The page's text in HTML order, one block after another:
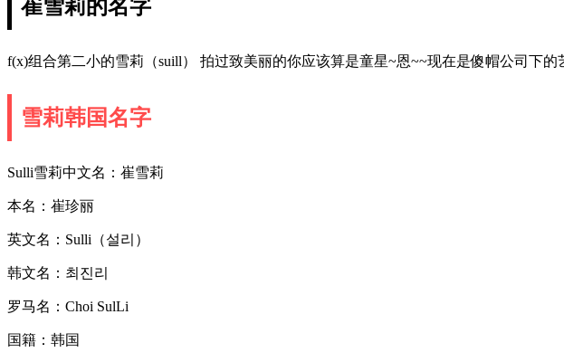
崔雪莉的名字
f(x)组合第二小的雪莉（suill） 拍过致美丽的你应该算是童星~恩~~现在是傻帽公司下的艺
雪莉韩国名字
Sulli雪莉中文名：崔雪莉
本名：崔珍丽
英文名：Sulli（설리）
韩文名：최진리
罗马名：Choi SulLi
国籍：韩国